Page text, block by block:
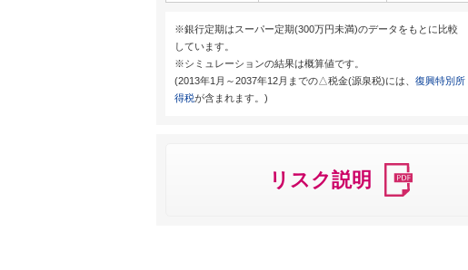
※銀行定期はスーパー定期(300万円未満)のデータをもとに比較
しています。
※シミュレーションの結果は概算値です。
(2013年1月～2037年12月までの△税金(源泉税)には、 復興特別所
得税が含まれます。)
リスク説明